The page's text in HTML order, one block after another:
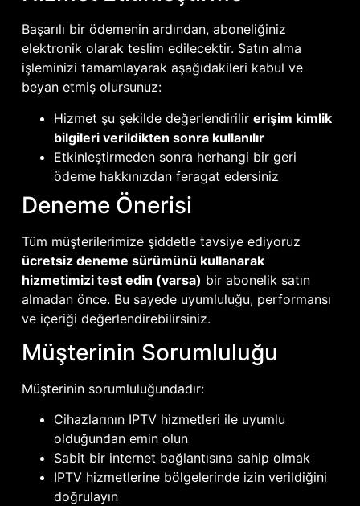
Başarılı bir ödemenin ardından, aboneliğiniz
elektronik olarak teslim edilecektir. Satın alma
işleminizi tamamlayarak aşağıdakileri kabul ve
beyan etmiş olursunuz:
Hizmet şu şekilde değerlendirilir erişim kimlik
bilgileri verildikten sonra kullanılır
Etkinleştirmeden sonra herhangi bir geri
ödeme hakkınızdan feragat edersiniz
Deneme Önerisi
Tüm müşterilerimize şiddetle tavsiye ediyoruz
ücretsiz deneme sürümünü kullanarak
hizmetimizi test edin (varsa) bir abonelik satın
almadan önce. Bu sayede uyumluluğu, performansı
ve içeriği değerlendirebilirsiniz.
Müşterinin Sorumluluğu
Müşterinin sorumluluğundadır:
Cihazlarının IPTV hizmetleri ile uyumlu
olduğundan emin olun
Sabit bir internet bağlantısına sahip olmak
IPTV hizmetlerine bölgelerinde izin verildiğini
doğrulayın